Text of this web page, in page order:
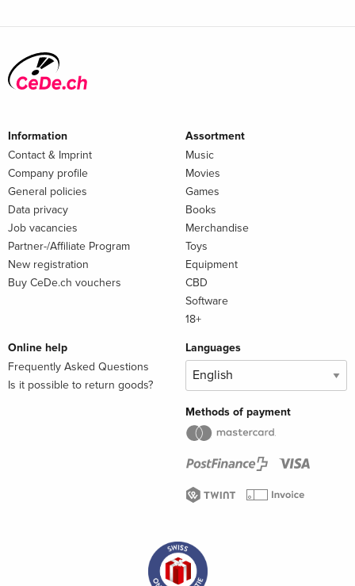
Information
Contact & Imprint
Company profile
General policies
Data privacy
Job vacancies
Partner-/Affiliate Program
New registration
Buy CeDe.ch vouchers
Assortment
Music
Movies
Games
Books
Merchandise
Toys
Equipment
CBD
Software
18+
Online help
Frequently Asked Questions
Is it possible to return goods?
Languages
Methods of payment